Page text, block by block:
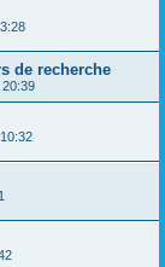
de recherche
20:39